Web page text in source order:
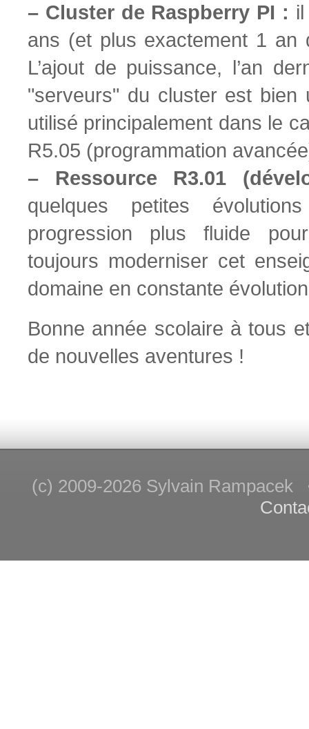
– Cluster de Raspberry PI :
ans (et plus exactement 1 an
L’ajout de puissance, l’an
"serveurs" du cluster est bien
utilisé principalement dans le
R5.05 (programmation
–
Ressource R3.01
quelques petites
progression plus fluide
toujours moderniser cet
domaine en constante
Bonne année scolaire à tous
de nouvelles aventures !
(c) 2009-2026 Sylvain